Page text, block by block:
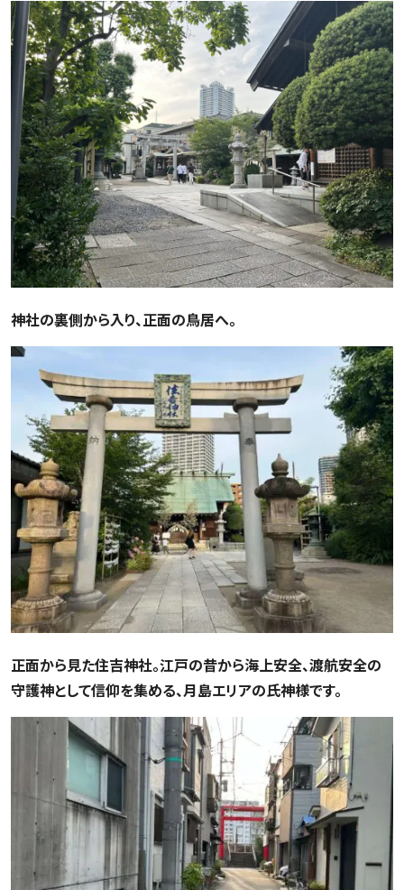
神社の裏側から入り、正面の鳥居へ。
正面から見た住吉神社。江戸の昔から海上安全、渡航安全の
守護神として信仰を集める、月島エリアの氏神様です。